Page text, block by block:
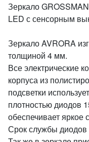
Зеркало
LED с сенсорным
Зеркало AVRORA
толщиной 4 мм.
Все электрические
корпуса из
подсветки
плотностью диодов
обеспечивает яркое
Срок службы диодов